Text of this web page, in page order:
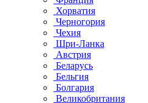
Хорватия
Черногория
Чехия
Шри-Ланка
Австрия
Беларусь
Бельгия
Болгария
Великобритания